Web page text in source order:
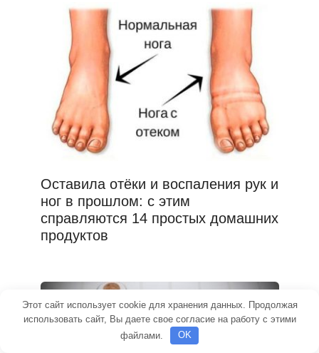
Оставила отёки и воспаления рук и
ног в прошлом: с этим
справляются 14 простых домашних
продуктов
Этот сайт использует cookie для хранения данных. Продолжая
использовать сайт, Вы даете свое согласие на работу с этими
файлами.
OK